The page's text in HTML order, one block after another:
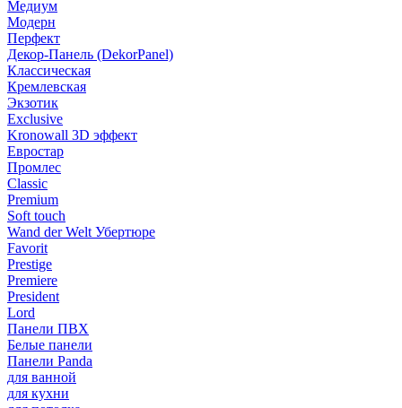
Медиум
Модерн
Перфект
Декор-Панель (DekorPanel)
Классическая
Кремлевская
Экзотик
Exclusive
Kronowall 3D эффект
Евростар
Промлес
Classic
Premium
Soft touch
Wand der Welt Убертюре
Favorit
Prestige
Premiere
President
Lord
Панели ПВХ
Белые панели
Панели Panda
для ванной
для кухни